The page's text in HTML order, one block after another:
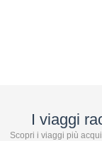
I viaggi
Scopri i viaggi più